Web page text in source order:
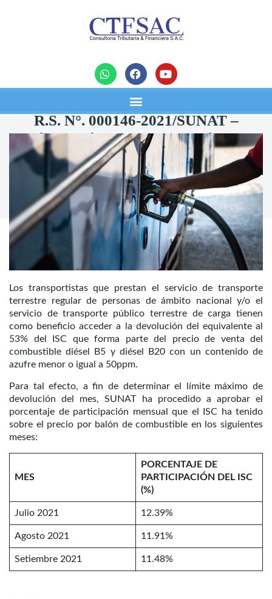
noticias
R.S. N°. 000146-2021/SUNAT –
Límite máximo de devolución del
impuesto selectivo al consumo (isc)
16/10/2021
Los transportistas que prestan el servicio de transporte
terrestre regular de personas de ámbito nacional y/o el
servicio de transporte público terrestre de carga tienen
como beneficio acceder a la devolución del equivalente al
53% del ISC que forma parte del precio de venta del
combustible diésel B5 y diésel B20 con un contenido de
azufre menor o igual a 50ppm.
Para tal efecto, a fin de determinar el límite máximo de
devolución del mes, SUNAT ha procedido a aprobar el
porcentaje de participación mensual que el ISC ha tenido
sobre el precio por balón de combustible en los siguientes
meses:
MES
PORCENTAJE DE
PARTICIPACIÓN DEL ISC
(%)
Julio 2021 12.39%
Agosto 2021 11.91%
Setiembre 2021 11.48%